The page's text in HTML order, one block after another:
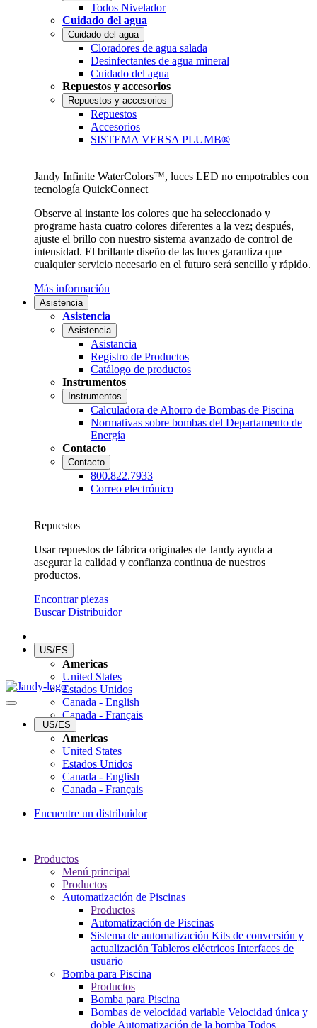
Todos Nivelador
Cuidado del agua
Cuidado del agua
Cloradores de agua salada
Desinfectantes de agua mineral
Cuidado del agua
Repuestos y accesorios
Repuestos y accesorios
Repuestos
Accesorios
SISTEMA VERSA PLUMB®
Jandy Infinite WaterColors™, luces LED no empotrables con
tecnología QuickConnect
Observe al instante los colores que ha seleccionado y
programe hasta cuatro colores diferentes a la vez; después,
ajuste el brillo con nuestro sistema avanzado de control de
intensidad. El brillante diseño de las luces garantiza que
cualquier servicio necesario en el futuro será sencillo y rápido.
Más información
Asistencia
Asistencia
Asistencia
Asistancia
Registro de Productos
Catálogo de productos
Instrumentos
Instrumentos
Calculadora de Ahorro de Bombas de Piscina
Normativas sobre bombas del Departamento de
Energía
Contacto
Contacto
800.822.7933
Correo electrónico
Repuestos
Usar repuestos de fábrica originales de Jandy ayuda a
asegurar la calidad y confianza continua de nuestros
productos.
Encontrar piezas
Buscar Distribuidor
US/ES
Americas
United States
Estados Unidos
Canada - English
Canada - Français
US/ES
Americas
United States
Estados Unidos
Canada - English
Canada - Français
Encuentre un distribuidor
Productos
Menú principal
Productos
Automatización de Piscinas
Productos
Automatización de Piscinas
Sistema de automatización Kits de conversión y
actualización Tableros eléctricos Interfaces de
usuario
Bomba para Piscina
Productos
Bomba para Piscina
Bombas de velocidad variable Velocidad única y
doble Automatización de la bomba Todos